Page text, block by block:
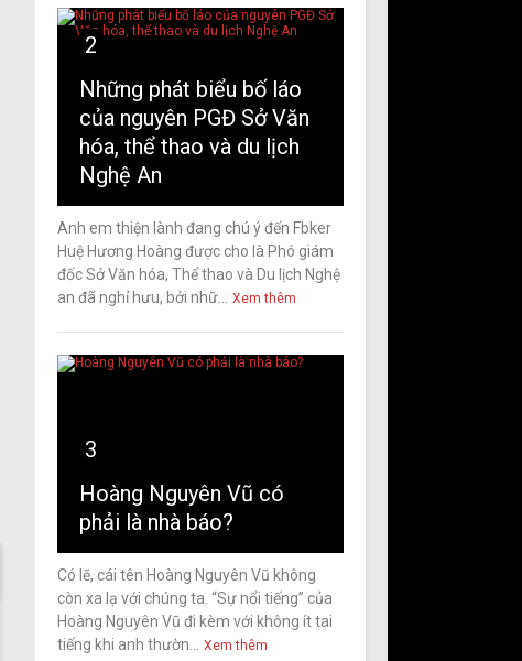
2
Những phát biểu bố láo
của nguyên PGĐ Sở Văn
hóa, thể thao và du lịch
Nghệ An
Anh em thiện lành đang chú ý đến Fbker
Huệ Hương Hoàng được cho là Phó giám
đốc Sở Văn hóa, Thể thao và Du lịch Nghệ
an đã nghỉ hưu, bởi nhữ...
Xem thêm
3
Hoàng Nguyên Vũ có
phải là nhà báo?
Có lẽ, cái tên Hoàng Nguyên Vũ không
còn xa lạ với chúng ta. “Sự nổi tiếng” của
Hoàng Nguyên Vũ đi kèm với không ít tai
tiếng khi anh thườn...
Xem thêm